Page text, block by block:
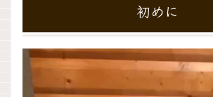
初めに
動